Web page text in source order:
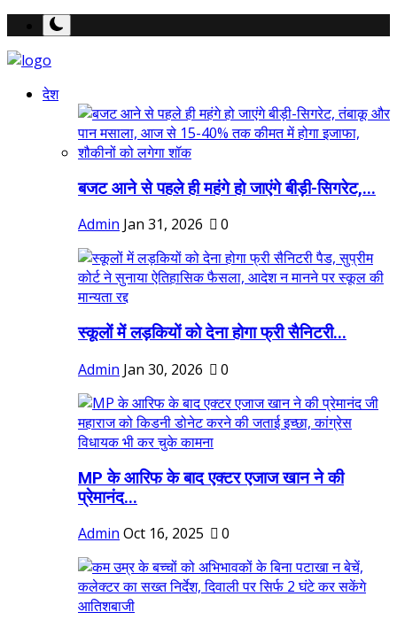
देश
बजट आने से पहले ही महंगे हो जाएंगे बीड़ी-सिगरेट,...
Admin Jan 31, 2026 0
स्कूलों में लड़कियों को देना होगा फ्री सैनिटरी...
Admin Jan 30, 2026 0
MP के आरिफ के बाद एक्टर एजाज खान ने की
प्रेमानंद...
Admin Oct 16, 2025 0